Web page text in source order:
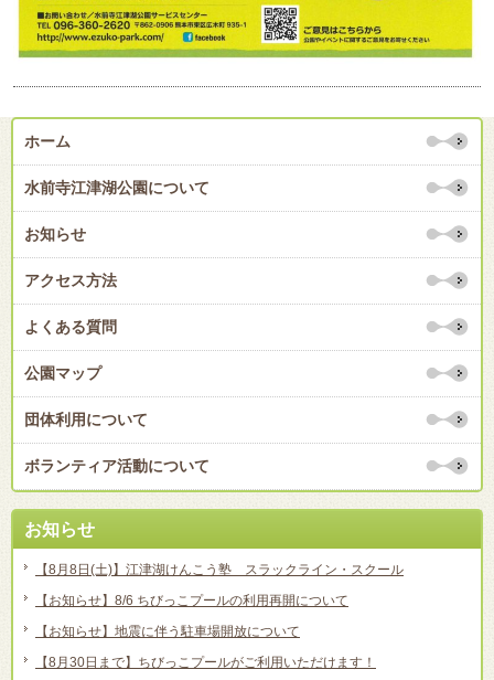
ホーム
水前寺江津湖公園について
お知らせ
アクセス方法
よくある質問
公園マップ
団体利用について
ボランティア活動について
お知らせ
【8月8日(土)】江津湖けんこう塾 スラックライン・スクール
【お知らせ】8/6 ちびっこプールの利用再開について
【お知らせ】地震に伴う駐車場開放について
【8月30日まで】ちびっこプールがご利用いただけます！